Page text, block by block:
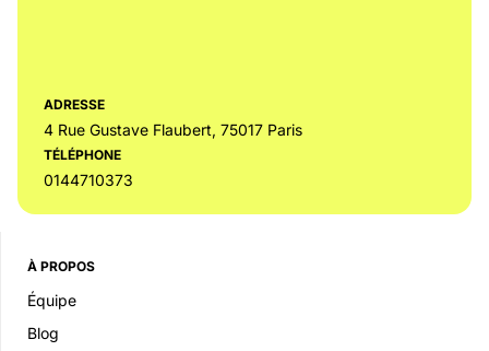
ADRESSE
4 Rue Gustave Flaubert, 75017 Paris
TÉLÉPHONE
0144710373
À PROPOS
Équipe
Blog